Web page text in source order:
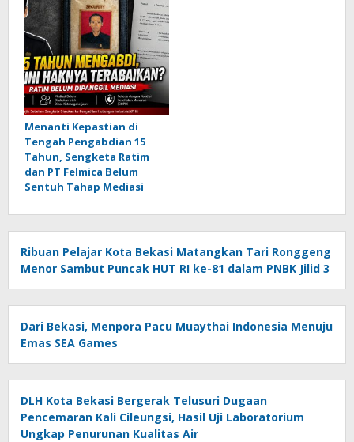
Menanti Kepastian di
Tengah Pengabdian 15
Tahun, Sengketa Ratim
dan PT Felmica Belum
Sentuh Tahap Mediasi
Ribuan Pelajar Kota Bekasi Matangkan Tari Ronggeng
Menor Sambut Puncak HUT RI ke-81 dalam PNBK Jilid 3
Dari Bekasi, Menpora Pacu Muaythai Indonesia Menuju
Emas SEA Games
DLH Kota Bekasi Bergerak Telusuri Dugaan
Pencemaran Kali Cileungsi, Hasil Uji Laboratorium
Ungkap Penurunan Kualitas Air